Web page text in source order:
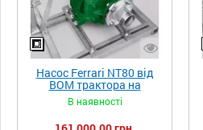
Насос Ferrari NT80 від
ВОМ трактора на
оцинкованій рамі,
підключаються до
В наявності